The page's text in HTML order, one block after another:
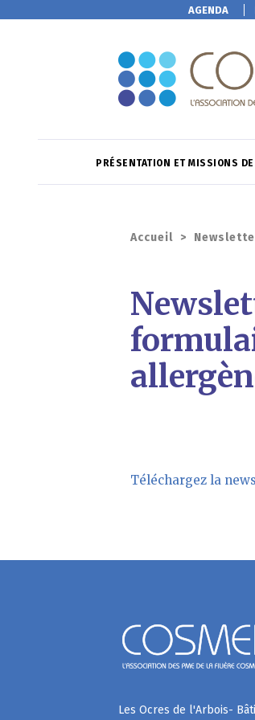
AGENDA
PRÉSENTATION ET MISSIONS DE
Accueil >
Téléchargez la
Les Ocres de l'Arbois-